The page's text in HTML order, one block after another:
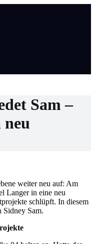
Sam –
weiter neu auf: Am
Langer in eine neu
schlüpft. In diesem
Sidney Sam.